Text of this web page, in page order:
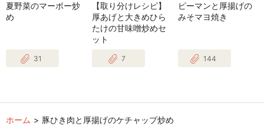
夏野菜のマーボー炒
め
31
【取り分けレシピ】
厚あげと大きめひら
たけの甘味噌炒めセ
ット
7
ピーマンと厚揚げの
みそマヨ焼き
144
ホーム 豚ひき肉と厚揚げのケチャップ炒め